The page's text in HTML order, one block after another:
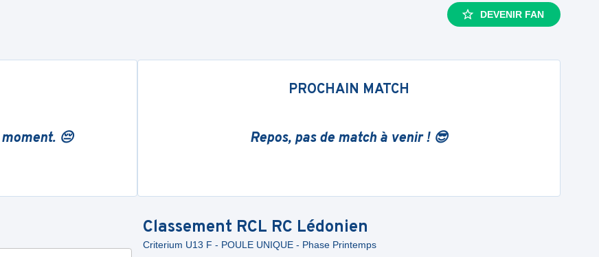
DEVENIR FAN
😔
PROCHAIN MATCH
Repos, pas de match à venir ! 😎
Classement RCL RC Lédonien
Criterium U13 F - POULE UNIQUE - Phase Printemps